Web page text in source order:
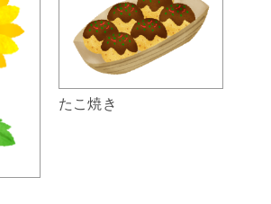
たこ焼き